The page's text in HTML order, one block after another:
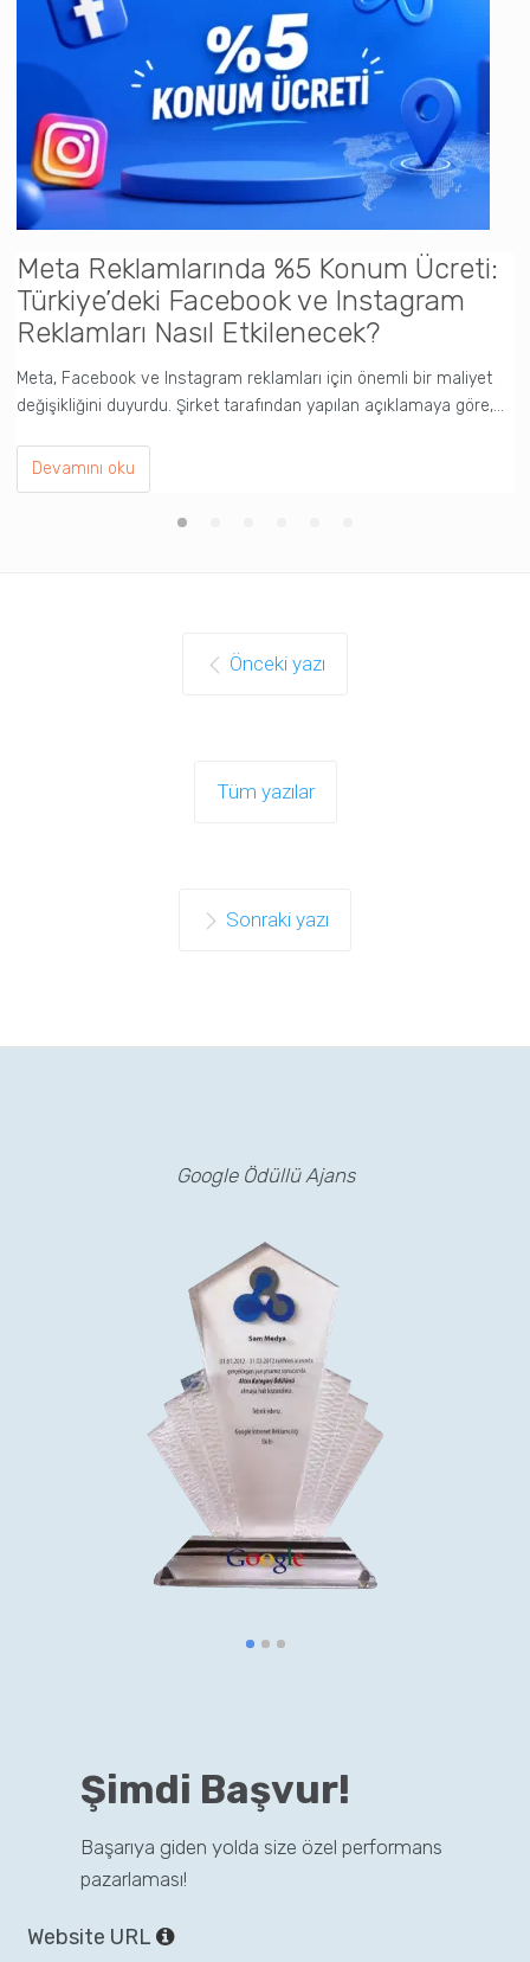
Meta Reklamlarında %5 Konum Ücreti:
Türkiye’deki Facebook ve Instagram
Reklamları Nasıl Etkilenecek?
Meta, Facebook ve Instagram reklamları için önemli bir maliyet
değişikliğini duyurdu. Şirket tarafından yapılan açıklamaya göre,…
Devamını oku
Önceki yazı
Tüm yazılar
Sonraki yazı
Google Ödüllü Ajans
Şimdi Başvur!
Başarıya giden yolda size özel performans
pazarlaması!
Website URL